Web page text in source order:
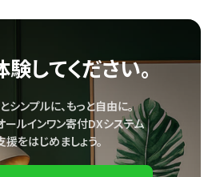
してください。
シンプルに、もっと自由に。
ルインワン寄付DXシステム
援をはじめましょう。